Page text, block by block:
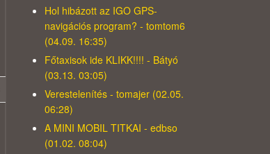
Hol hibázott az IGO GPS-
navigációs program? - tomtom6
(04.09. 16:35)
Főtaxisok ide KLIKK!!!! - Bátyó
(03.13. 03:05)
Verestelenítés - tomajer (02.05.
06:28)
A MINI MOBIL TITKAI - edbso
(01.02. 08:04)